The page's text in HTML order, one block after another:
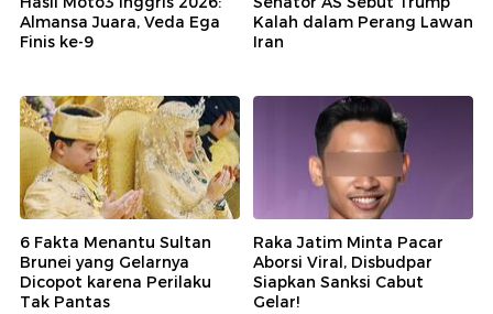
Almansa Juara, Veda Ega
Finis ke-9
Kalah dalam Perang Lawan
Iran
6 Fakta Menantu Sultan
Brunei yang Gelarnya
Dicopot karena Perilaku
Tak Pantas
Raka Jatim Minta Pacar
Aborsi Viral, Disbudpar
Siapkan Sanksi Cabut
Gelar!